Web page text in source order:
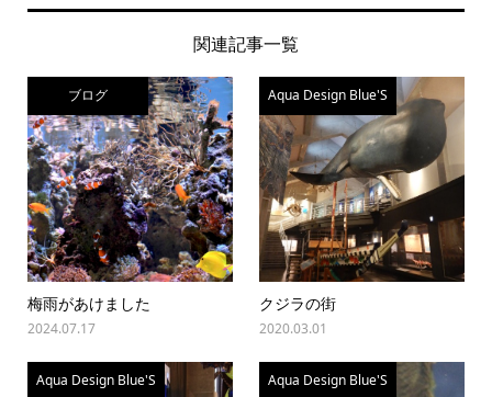
関連記事一覧
ブログ
梅雨があけました
2024.07.17
Aqua Design Blue'S
クジラの街
2020.03.01
Aqua Design Blue'S Aqua Design Blue'S